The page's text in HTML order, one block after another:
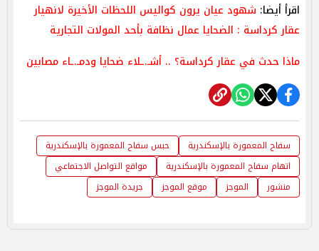
اقرأ أيضا: شهود عيان يرون كواليس اللحظات الأخيرة لانهيار
عقار كرداسة : الضحايا عمال نظافة بأحد المولات التجارية
ماذا حدث في عقار كرداسة؟ .. أشـ.ـلاء ضحايا ودمـ.ـاء مصابين
سفاح المعمورة بالإسكندرية
حبس سفاح المعمورة بالإسكندرية
اتهام سفاح المعمورة بالإسكندرية
مواقع التواصل الاجتماعي
منشور
الموجز موقع الموجز جريدة الموجز